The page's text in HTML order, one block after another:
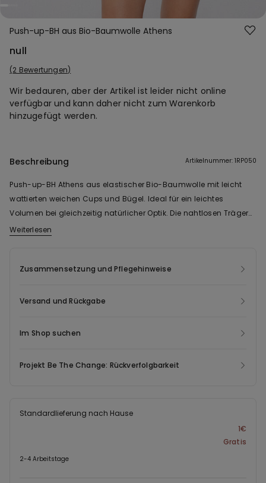
Push-up-BH aus Bio-Baumwolle Athens
null
2 Bewertungen
Wir bedauren, aber der Artikel ist leider nicht online
verfügbar und kann daher nicht zum Warenkorb
hinzugefügt werden.
Beschreibung Artikelnummer: 1RP050
Push-up-BH Athens aus elastischer Bio-Baumwolle mit leicht
wattierten weichen Cups und Bügel. Ideal für ein leichtes
Volumen bei gleichzeitig natürlicher Optik. Die nahtlosen Träger
sind verstellbar und der doppelte Häkchenverschluss am
Träger variieren, damit eine optimale Passform und
Kleidungsstücks ist aus Bio-Baumwolle gefertigt. Für den Anbau
Rücksicht auf das bewirtschaftete Gelände genommen und kein
Weiterlesen
Zusammensetzung und Pflegehinweise
Versand und Rückgabe
Im Shop suchen
Projekt Be The Change: Rückverfolgbarkeit
Standardlieferung nach Hause
1€
Gratis
2-4 Arbeitstage